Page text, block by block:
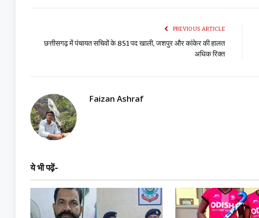
PREVIOUS ARTICLE
छत्तीसगढ़ में पंचायत सचिवों के 851 पद खाली, जशपुर और कांकेर की हालत
अधिक रिक्त
Faizan Ashraf
ये भी पढ़ें-